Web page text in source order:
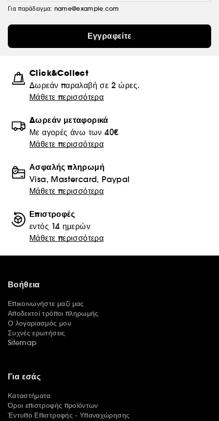
Για παράδειγμα: name@example.com
Εγγραφείτε
Click&Collect
Δωρεάν παραλαβή σε 2 ώρες.
Μάθετε περισσότερα
Δωρεάν μεταφορικά
Με αγορές άνω των 40€
Μάθετε περισσότερα
Ασφαλής πληρωμή
Visa, Mastercard, Paypal
Μάθετε περισσότερα
Επιστροφές
εντός 14 ημερών
Μάθετε περισσότερα
Βοήθεια
Επικοινωνήστε μαζί μας
Αποδεκτοί τρόποι πληρωμής
Ο λογαριασμός μου
Συχνές ερωτήσεις
Sitemap
Για εσάς
Καταστήματα
Όροι επιστροφής προϊόντων
Έντυπο Επιστροφής - Υπαναχώρησης